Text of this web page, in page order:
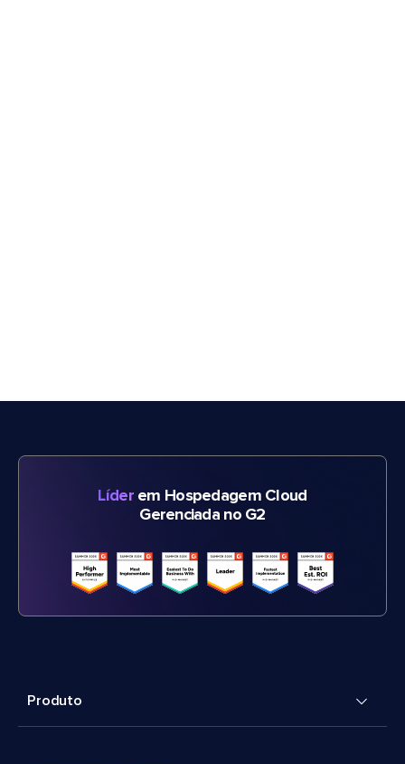
Líderem Hospedagem Cloud
Gerenciada no G2
Produto